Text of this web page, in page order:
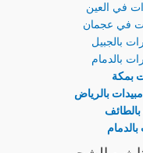
في العين
في عجمان
بالجبيل
بالدمام
بمكة
بالرياض